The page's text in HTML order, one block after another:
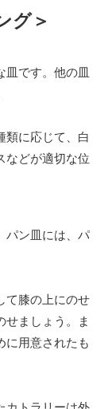
グ＞
皿です。他の皿
類に応じて、白
などが適切な位
パン皿には、パ
て膝の上にのせ
せましょう。ま
に用意されたも